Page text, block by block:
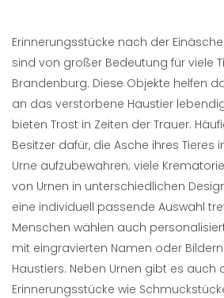
Erinnerungsstücke nach der
sind von großer Bedeutung für viele
Brandenburg. Diese Objekte helfen
an das verstorbene Haustier
bieten Trost in Zeiten der Trauer.
Besitzer dafür, die Asche ihres Tieres
Urne aufzubewahren; viele
von Urnen in unterschiedlichen
eine individuell passende Auswahl
Menschen wählen auch
mit eingravierten Namen oder
Haustiers. Neben Urnen gibt es auch
Erinnerungsstücke wie